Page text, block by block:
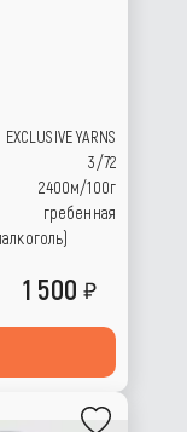
EXCLUSIVE YARNS
3/72
2400м/100г
гребенная
1 500